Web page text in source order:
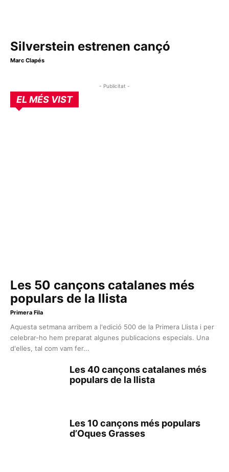
Silverstein estrenen cançó
Marc Clapés
- Publicitat -
EL MÉS VIST
Les 50 cançons catalanes més
populars de la llista
Primera Fila
Aquesta setmana arribem a l'edició 500 de la Primera Llista i per
celebrar-ho hem preparat algunes publicacions especials. Una
d'elles, tal com vam fer...
Les 40 cançons catalanes més
populars de la llista
Les 10 cançons més populars
d’Oques Grasses